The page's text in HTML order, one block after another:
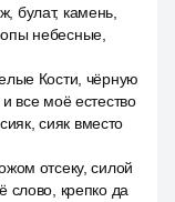
булат, камень,
небесные,
Кости, чёрную
все моё естество
сияк вместо
отсеку, силой
слово, крепко да